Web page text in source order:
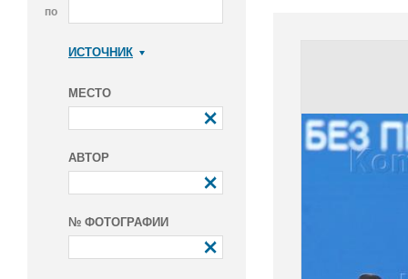
по
ИСТОЧНИК
МЕСТО
АВТОР
№ ФОТОГРАФИИ